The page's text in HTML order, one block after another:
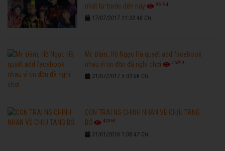
nhất từ trước đến nay
96194
17/07/2017 11:33:48 CH
Mr. Đàm, Hồ Ngọc Hà quyết add facebook
nhau vì tin đồn đã nghỉ chơi
76299
31/07/2017 5:03:06 CH
CON TRAI NS CHINH NHẪN VỀ CHỊU TANG
BỐ
42969
31/01/2016 1:08:47 CH